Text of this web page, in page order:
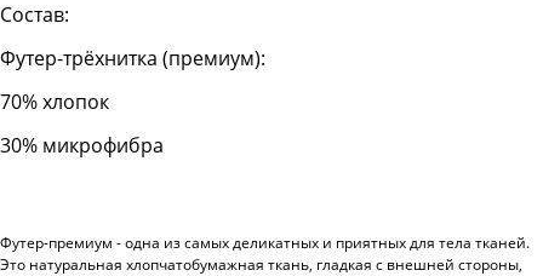
Состав:
Футер-трёхнитка (премиум):
70% хлопок
30% микрофибра
Футер-премиум - одна из самых деликатных и приятных для тела тканей.
Это натуральная хлопчатобумажная ткань, гладкая с внешней стороны,